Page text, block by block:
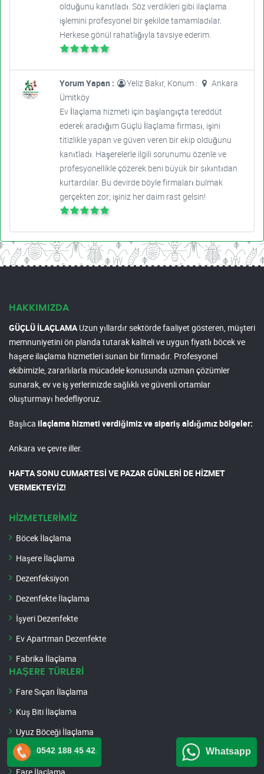
olduğunu kanıtladı. Söz verdikleri gibi ilaçlama
işlemini profesyonel bir şekilde tamamladılar.
Herkese gönül rahatlığıyla tavsiye ederim.
Yorum Yapan : Yeliz Bakır, Konum :
Ankara
Ümitköy
Ev İlaçlama hizmeti için başlangıçta tereddüt
ederek aradığım Güçlü İlaçlama firması, işini
titizlikle yapan ve güven veren bir ekip olduğunu
kanıtladı. Haşerelerle ilgili sorunumu özenle ve
profesyonellikle çözerek beni büyük bir sıkıntıdan
kurtardılar. Bu devirde böyle firmaları bulmak
gerçekten zor; işiniz her daim rast gelsin!
HAKKIMIZDA
GÜÇLÜ İLAÇLAMAUzun yıllardır sektörde faaliyet gösteren, müşteri
memnuniyetini ön planda tutarak kaliteli ve uygun fiyatlı böcek ve
haşere ilaçlama hizmetleri sunan bir firmadır. Profesyonel
ekibimizle, zararlılarla mücadele konusunda uzman çözümler
sunarak, ev ve iş yerlerinizde sağlıklı ve güvenli ortamlar
oluşturmayı hedefliyoruz.
Başlıca ilaçlama hizmeti verdiğimiz ve sipariş aldığımız bölgeler:
Ankara ve çevre iller.
HAFTA SONU CUMARTESİ VE PAZAR GÜNLERİ DE HİZMET
VERMEKTEYİZ!
HİZMETLERİMİZ
Böcek İlaçlama
Haşere İlaçlama
Dezenfeksiyon
Dezenfekte İlaçlama
İşyeri Dezenfekte
Ev Apartman Dezenfekte
Fabrika İlaçlama
HAŞERE TÜRLERİ
Fare Sıçan İlaçlama
Kuş Biti İlaçlama
Uyuz Böceği İlaçlama
Tahta Kurusu İlaçlama
0542 188 45 42 Whatsapp